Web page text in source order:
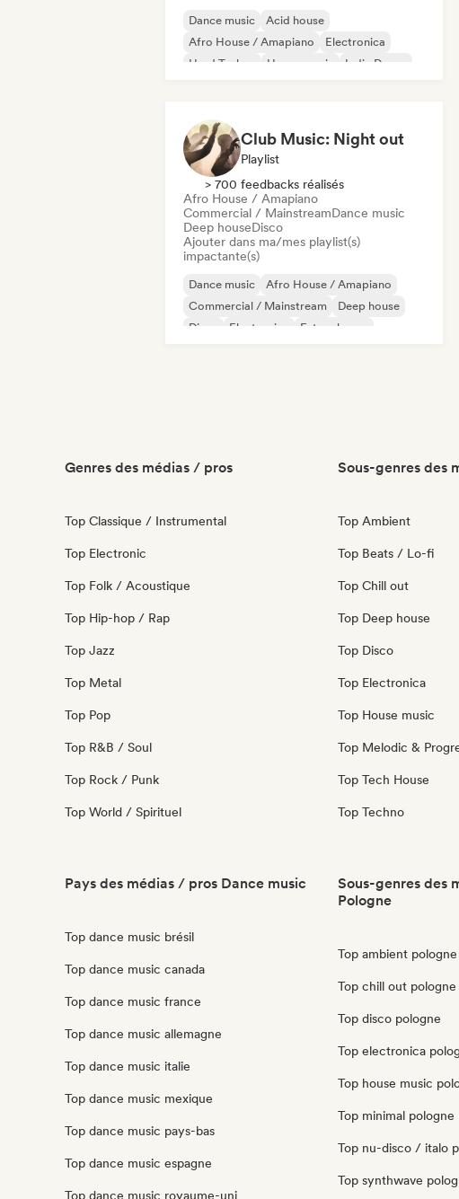
Dance music
Acid house
Afro House / Amapiano
Electronica
Hard Techno
House music
Indie Dance
Club Music: Night out
Playlist
> 700 feedbacks réalisés
Afro House / Amapiano
Commercial / MainstreamDance music
Deep houseDisco
Ajouter dans ma/mes playlist(s)
impactante(s)
Dance music
Afro House / Amapiano
Commercial / Mainstream
Deep house
Disco
Electronica
Future house
Genres des médias / pros
Top Classique / Instrumental
Top Electronic
Top Folk / Acoustique
Top Hip-hop / Rap
Top Jazz
Top Metal
Top Pop
Top R&B / Soul
Top Rock / Punk
Top World / Spirituel
Sous-genres des
Top Ambient
Top Beats / Lo-fi
Top Chill out
Top Deep house
Top Disco
Top Electronica
Top House music
Top Melodic &
Top Tech House
Top Techno
Pays des médias / pros Dance music
Top dance music brésil
Top dance music canada
Top dance music france
Top dance music allemagne
Top dance music italie
Top dance music mexique
Top dance music pays-bas
Top dance music espagne
Top dance music royaume-uni
Sous-genres des
Pologne
Top ambient pologne
Top chill out pologne
Top disco pologne
Top electronica
Top house music
Top minimal pologne
Top nu-disco / italo
Top synthwave